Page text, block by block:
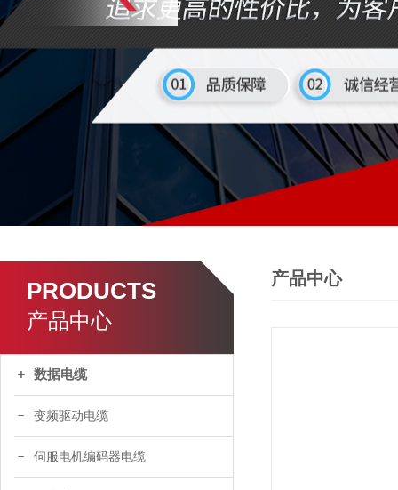
PRODUCTS
产品中心
数据电缆
变频驱动电缆
伺服电机编码器电缆
产品中心